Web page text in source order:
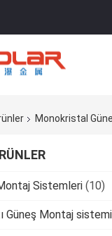
Monokristal
Sistemleri (10)
Güneş Montaj sistemi